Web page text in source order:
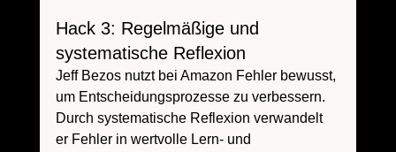
Hack 3: Regelmäßige und
systematische Reflexion
Jeff Bezos nutzt bei Amazon Fehler bewusst,
um Entscheidungsprozesse zu verbessern.
Durch systematische Reflexion verwandelt
er Fehler in wertvolle Lern- und